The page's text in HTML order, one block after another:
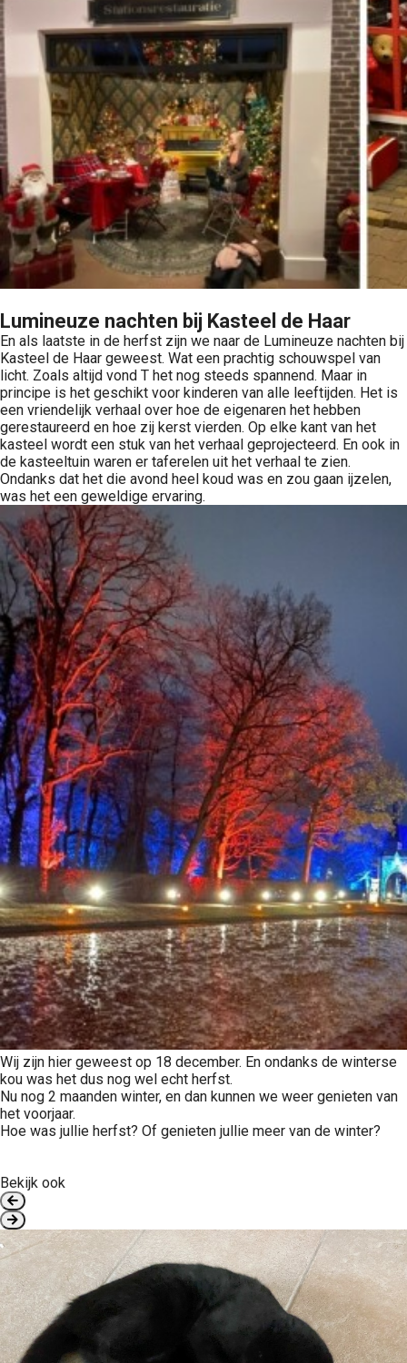
Lumineuze nachten bij Kasteel de Haar
En als laatste in de herfst zijn we naar de Lumineuze nachten bij
Kasteel de Haar geweest. Wat een prachtig schouwspel van
licht. Zoals altijd vond T het nog steeds spannend. Maar in
principe is het geschikt voor kinderen van alle leeftijden. Het is
een vriendelijk verhaal over hoe de eigenaren het hebben
gerestaureerd en hoe zij kerst vierden. Op elke kant van het
kasteel wordt een stuk van het verhaal geprojecteerd. En ook in
de kasteeltuin waren er taferelen uit het verhaal te zien.
Ondanks dat het die avond heel koud was en zou gaan ijzelen,
was het een geweldige ervaring.
Wij zijn hier geweest op 18 december. En ondanks de winterse
kou was het dus nog wel echt herfst.
Nu nog 2 maanden winter, en dan kunnen we weer genieten van
het voorjaar.
Hoe was jullie herfst? Of genieten jullie meer van de winter?
Bekijk ook